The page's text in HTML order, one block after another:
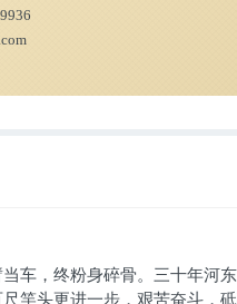
组成，在本轮线上
车，终粉身碎骨。三十年河
竿头更进一步，艰苦奋斗，